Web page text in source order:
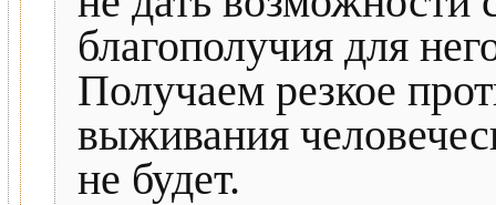
благополучия для
Получаем резкое
выживания
не будет.